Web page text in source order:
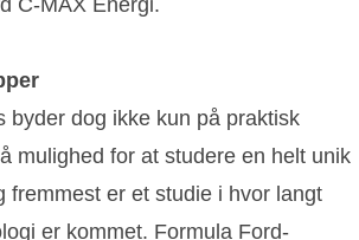
byder dog ikke kun på praktisk
mulighed for at studere en helt unik
fremmest er et studie i hvor langt
er kommet. Formula Ford-